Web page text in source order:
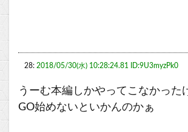
28: 2018/05/30(水) 10:28:24.81 ID:9U3myzPk0
うーむ本編しかやってこなかった
GO始めないといかんのかぁ